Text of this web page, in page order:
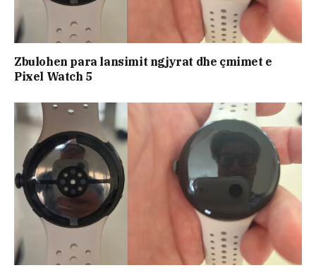
Zbulohen para lansimit ngjyrat dhe çmimet e
Pixel Watch 5